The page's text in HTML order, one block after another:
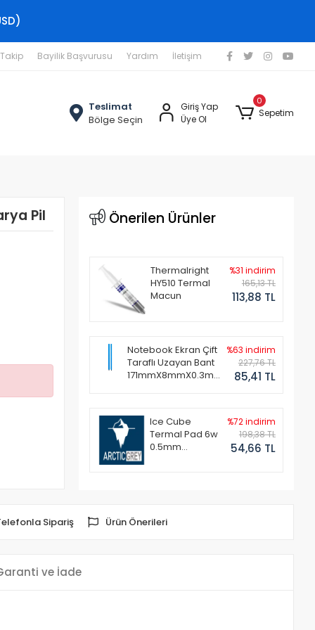
Bayilik Başvurusu Yardım İletişim
Teslimat
Bölge Seçin
Giriş Yap
Üye Ol
0
Sepetim
Pil Önerilen Ürünler
Thermalright
HY510 Termal
Macun
%31 indirim
165,13 TL
113,88 TL
Notebook Ekran Çift
Taraflı Uzayan Bant
171mmX8mmX0.3mm
%63 indirim
227,76 TL
85,41 TL
Ice Cube
Termal Pad 6w
0.5mm
%72 indirim
198,38 TL
54,66 TL
Sipariş Ürün Önerileri
ve İade